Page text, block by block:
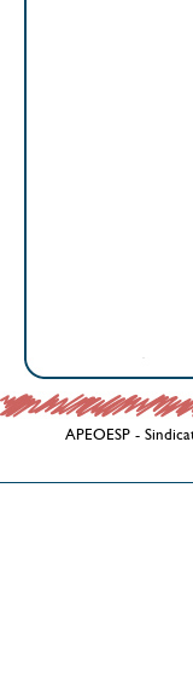
APEOESP -